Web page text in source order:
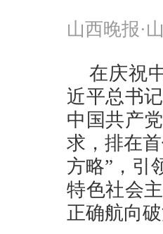
市县
体育
公益
生活
专题
作文
投资山西
健康
辟谣
美食
山河视频
旅游
头条
精选
读图
山西晚报·
在庆祝
近平总书
中国共产
求，排在
方略”，引
特色社会
正确航向